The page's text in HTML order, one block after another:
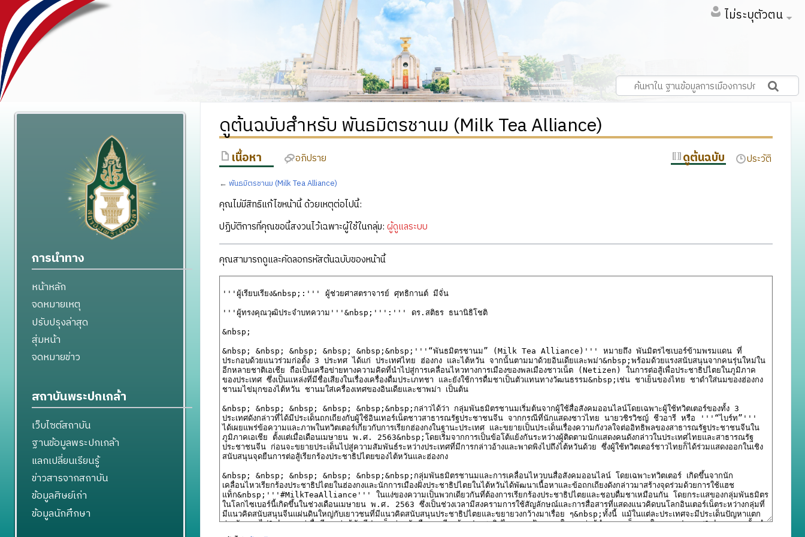
ไม่ระบุตัวตน
ดูต้นฉบับสำหรับ พันธมิตรชานม (Milk Tea Alliance)
เนื้อหา อภิปราย ดูต้นฉบับ ประวัติ
← พันธมิตรชานม (Milk Tea Alliance)
คุณไม่มีสิทธิแก้ไขหน้านี้ ด้วยเหตุต่อไปนี้:
ปฏิบัติการที่คุณขอนี้สงวนไว้เฉพาะผู้ใช้ในกลุ่ม: ผู้ดูแลระบบ
คุณสามารถดูและคัดลอกรหัสต้นฉบับของหน้านี้
การนำทาง
หน้าหลัก
จดหมายเหตุ
ปรับปรุงล่าสุด
สุ่มหน้า
จดหมายข่าว
สถาบันพระปกเกล้า
เว็บไซต์สถาบัน
ฐานข้อมูลพระปกเกล้า
แลกเปลี่ยนเรียนรู้
ข่าวสารจากสถาบัน
ข้อมูลศิษย์เก่า
ข้อมูลนักศึกษา